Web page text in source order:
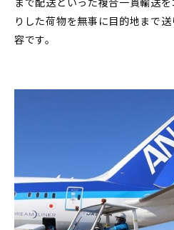
りした荷物を無事に目的地まで
容です。